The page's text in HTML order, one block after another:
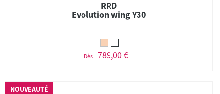
RRD
Evolution wing Y30
Dès 789,00 €
NOUVEAUTÉ